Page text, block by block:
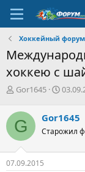
Хоккейный форум
хоккею с
А
т
о
р
т
е
м
Gor1645
Д
а
н
ч
G Gor1645
Старожил
07.09.2015